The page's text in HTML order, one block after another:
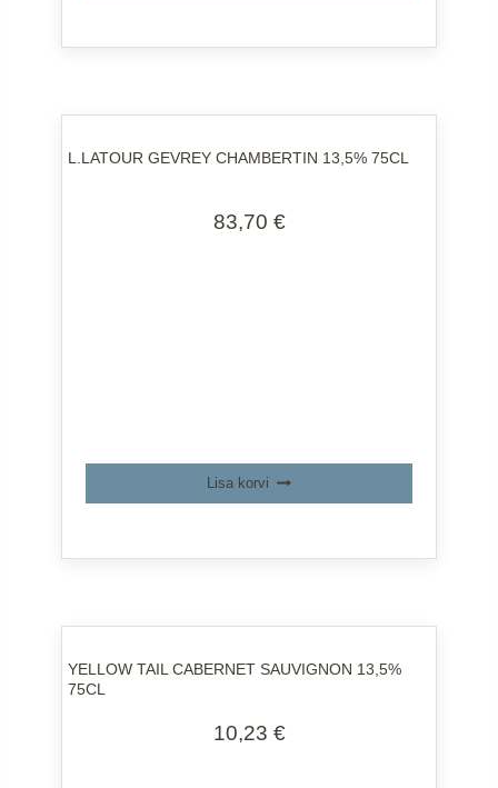
L.LATOUR GEVREY CHAMBERTIN 13,5% 75CL
83,70 €
Lisa korvi
YELLOW TAIL CABERNET SAUVIGNON 13,5%
75CL
10,23 €